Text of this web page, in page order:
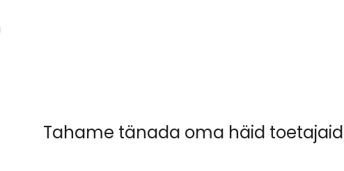
Tahame tänada oma häid toetajaid